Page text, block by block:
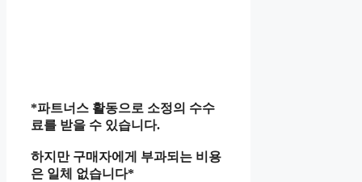
*파트너스 활동으로 소정의 수수
료를 받을 수 있습니다.
하지만 구매자에게 부과되는 비용
은 일체 없습니다*